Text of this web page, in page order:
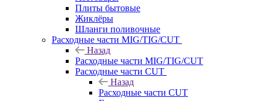
Плиты бытовые
Жиклёры
Шланги поливочные
Расходные части MIG/TIG/CUT
Назад
Расходные части MIG/TIG/CUT
Расходные части CUT
Назад
Расходные части CUT